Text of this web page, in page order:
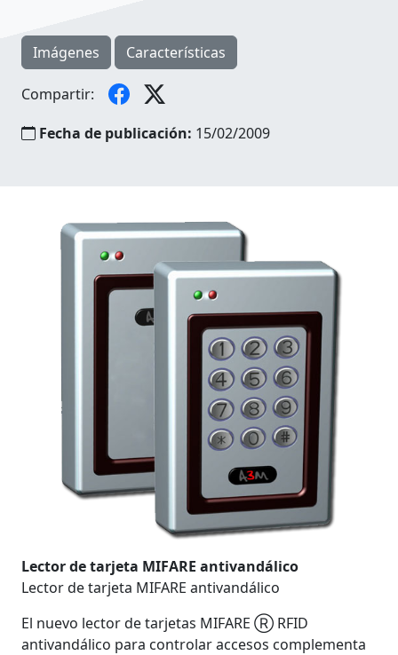
Imágenes Características
Compartir:
Fecha de publicación: 15/02/2009
Lector de tarjeta MIFARE antivandálico
Lector de tarjeta MIFARE antivandálico
El nuevo lector de tarjetas MIFARE Ⓡ RFID
antivandálico para controlar accesos complementa